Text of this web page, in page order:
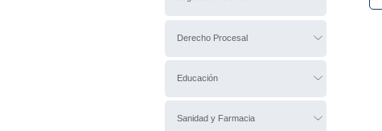
Derecho Procesal
Educación
Sanidad y Farmacia